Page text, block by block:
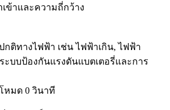
ข้าและความถี่กว้าง
ติทางไฟฟ้า เช่น ไฟฟ้าเกิน, ไฟฟ้า
บบป้องกันแรงดันแบตเตอรี่และการ
หมด 0 วินาที